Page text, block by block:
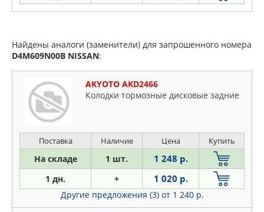
Найдены аналоги (заменители) для запрошенного номера
D4M609N00B NISSAN:
AKYOTO AKD2466
Колодки тормозные дисковые задние
Поставка Наличие Цена Купить
На складе 1 шт. 1 248 р.
1 дн. + 1 020 р.
Другие предложения (3) от 1 240 р.